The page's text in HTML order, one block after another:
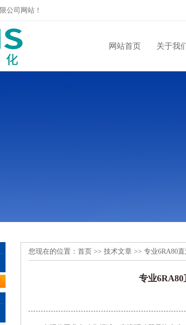
公司网站！
网站首页 关于我
您现在的位置： 首页 >> 技术文章 >> 专业6RA80
专业